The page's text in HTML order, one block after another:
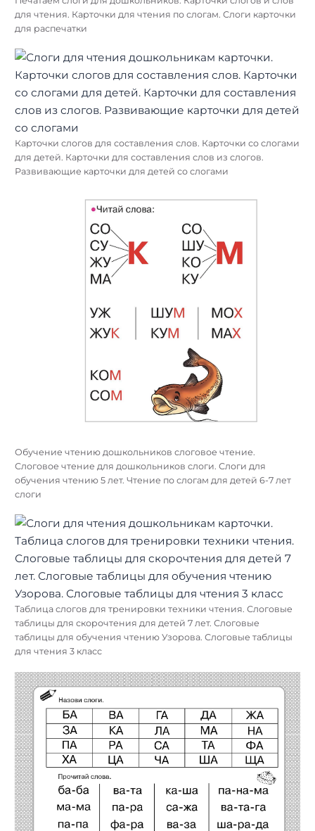
для чтения. Карточки для чтения по слогам. Слоги карточки
для распечатки
Карточки слогов для составления слов. Карточки со слогами
для детей. Карточки для составления слов из слогов.
Развивающие карточки для детей со слогами
Обучение чтению дошкольников слоговое чтение.
Слоговое чтение для дошкольников слоги. Слоги для
обучения чтению 5 лет. Чтение по слогам для детей 6-7 лет
слоги
Таблица слогов для тренировки техники чтения. Слоговые
таблицы для скорочтения для детей 7 лет. Слоговые
таблицы для обучения чтению Узорова. Слоговые таблицы
для чтения 3 класс